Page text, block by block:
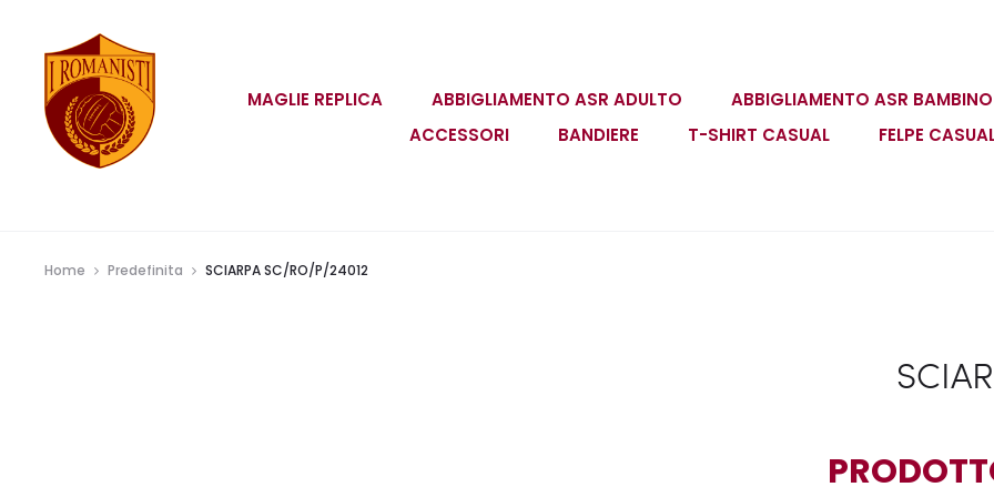
MAGLIE REPLICA ABBIGLIAMENTO ASR ADULTO ABBIGLIAMENTO ASR BAMBINO
ACCESSORI
BANDIERE T-SHIRT CASUAL FELPE
Home Predefinita SCIARPA SC/RO/P/24012